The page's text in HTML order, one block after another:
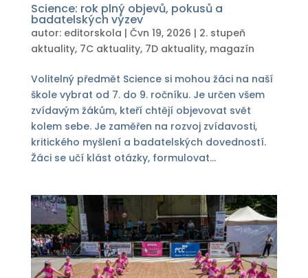
Science: rok plný objevů, pokusů a
badatelských výzev
autor: editorskola | Čvn 19, 2026 | 2. stupeň
aktuality, 7C aktuality, 7D aktuality, magazín
Volitelný předmět Science si mohou žáci na naší
škole vybrat od 7. do 9. ročníku. Je určen všem
zvídavým žákům, kteří chtějí objevovat svět
kolem sebe. Je zaměřen na rozvoj zvídavosti,
kritického myšlení a badatelských dovedností.
Žáci se učí klást otázky, formulovat...